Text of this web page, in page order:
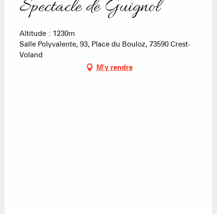
Spectacle de Guignol
Altitude : 1230m
Salle Polyvalente, 93, Place du Bouloz, 73590 Crest-
Voland
M'y rendre